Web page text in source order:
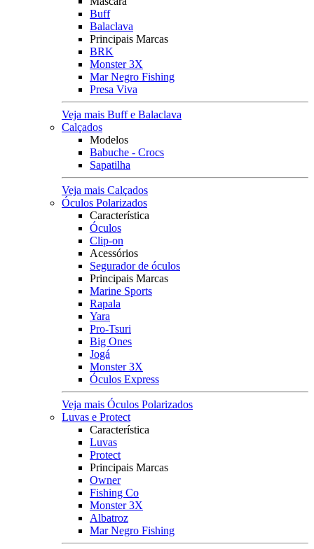
Buff
Balaclava
Principais Marcas
BRK
Monster 3X
Mar Negro Fishing
Presa Viva
Veja mais Buff e Balaclava
Calçados
Modelos
Babuche - Crocs
Sapatilha
Veja mais Calçados
Óculos Polarizados
Característica
Óculos
Clip-on
Acessórios
Segurador de óculos
Principais Marcas
Marine Sports
Rapala
Yara
Pro-Tsuri
Big Ones
Jogá
Monster 3X
Óculos Express
Veja mais Óculos Polarizados
Luvas e Protect
Característica
Luvas
Protect
Principais Marcas
Owner
Fishing Co
Monster 3X
Albatroz
Mar Negro Fishing